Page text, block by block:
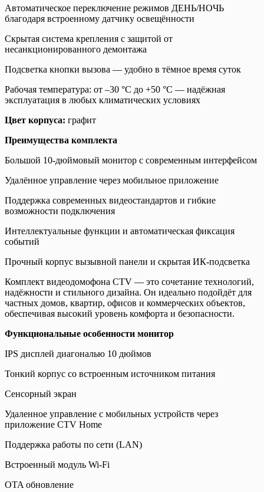
Автоматическое переключение режимов ДЕНЬ/НОЧЬ
благодаря встроенному датчику освещённости
Скрытая система крепления с защитой от
несанкционированного демонтажа
Подсветка кнопки вызова — удобно в тёмное время суток
Рабочая температура: от –30 °C до +50 °C — надёжная
эксплуатация в любых климатических условиях
Цвет корпуса: графит
Преимущества комплекта
Большой 10-дюймовый монитор с современным интерфейсом
Удалённое управление через мобильное приложение
Поддержка современных видеостандартов и гибкие
возможности подключения
Интеллектуальные функции и автоматическая фиксация
событий
Прочный корпус вызывной панели и скрытая ИК-подсветка
Комплект видеодомофона CTV — это сочетание технологий,
надёжности и стильного дизайна. Он идеально подойдёт для
частных домов, квартир, офисов и коммерческих объектов,
обеспечивая высокий уровень комфорта и безопасности.
Функциональные особенности монитор
IPS дисплей диагональю 10 дюймов
Тонкий корпус со встроенным источником питания
Сенсорный экран
Удаленное управление с мобильных устройств через
приложение CTV Home
Поддержка работы по сети (LAN)
Встроенный модуль Wi-Fi
OTA обновление